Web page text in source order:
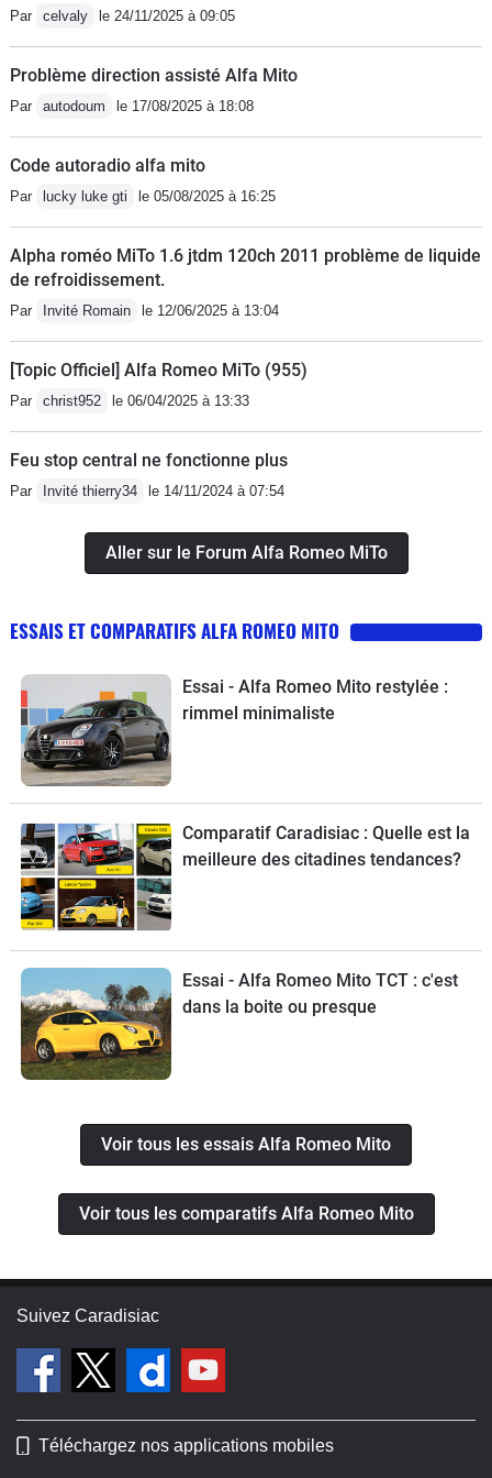
Par celvaly le 24/11/2025 à 09:05
Problème direction assisté Alfa Mito
Par autodoum le 17/08/2025 à 18:08
Code autoradio alfa mito
Par lucky luke gti le 05/08/2025 à 16:25
Alpha roméo MiTo 1.6 jtdm 120ch 2011 problème de liquide
de refroidissement.
Par Invité Romain le 12/06/2025 à 13:04
[Topic Officiel] Alfa Romeo MiTo (955)
Par christ952 le 06/04/2025 à 13:33
Feu stop central ne fonctionne plus
Par Invité thierry34 le 14/11/2024 à 07:54
Aller sur le Forum Alfa Romeo MiTo
ESSAIS ET COMPARATIFS ALFA ROMEO MITO
Essai - Alfa Romeo Mito restylée :
rimmel minimaliste
Comparatif Caradisiac : Quelle est la
meilleure des citadines tendances?
Essai - Alfa Romeo Mito TCT : c'est
dans la boite ou presque
Voir tous les essais Alfa Romeo Mito
Voir tous les comparatifs Alfa Romeo Mito
Suivez Caradisiac
Téléchargez nos applications mobiles